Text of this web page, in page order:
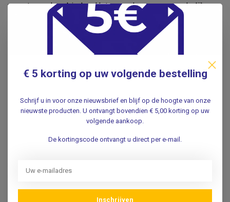
verantwoord aanbieden. Het aanmaken van een zakelijk
account geeft niet automatisch recht op levering op
rekening. Deze mogelijkheid wordt per aanvraag
Stuur dan een e-mail naar rinie@vosmedisch.nlmet
Naam contactpersoon
Bedrijfs- of praktijknaam
Adresgegevens
indien nodig contact met u op voor aanvullende informatie.
€ 5 korting op uw volgende bestelling
Schrijf u in voor onze nieuwsbrief en blijf op de hoogte van onze
nieuwste producten. U ontvangt bovendien € 5,00 korting op uw
volgende aankoop.
De kortingscode ontvangt u direct per e-mail.
Inschrijven